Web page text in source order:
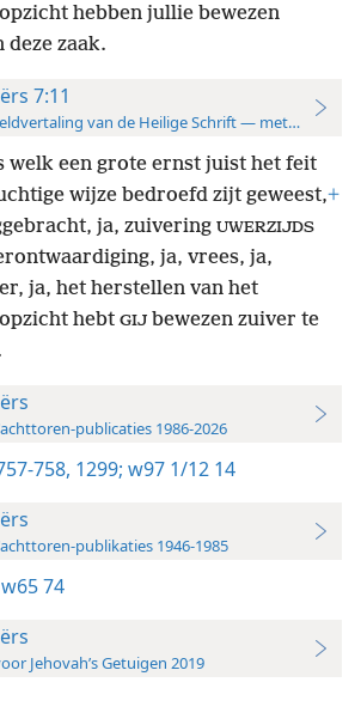
hebben jullie bewezen
deze zaak.
7:11
van de Heilige Schrift — met
welk een grote ernst juist het feit
wijze bedroefd zijt geweest,+
ja, zuivering UWERZIJDS
ja, vrees, ja,
ja, het herstellen van het
hebt GIJ bewezen zuiver te
publicaties 1986-2026
758, 1299; w97 1/12 14
publikaties 1946-1985
w65 74
Jehovah’s Getuigen 2019